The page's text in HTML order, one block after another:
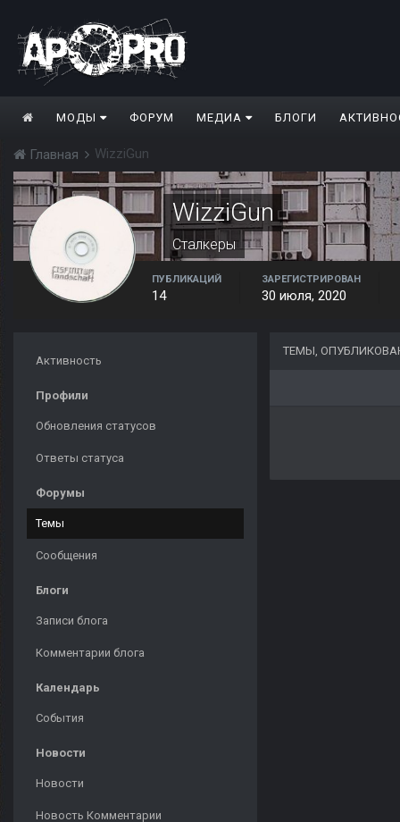
МОДЫ ФОРУМ МЕДИА БЛОГИ
Главная WizziGun
WizziGun
Сталкеры
ПУБЛИКАЦИЙ
14
ЗАРЕГИСТРИРОВАН
30 июля, 2020
Активность
Профили
Обновления статусов
Ответы статуса
Форумы
Темы
Сообщения
Блоги
Записи блога
Комментарии блога
Календарь
События
Новости
Новости
Новость Комментарии
ТЕМЫ,